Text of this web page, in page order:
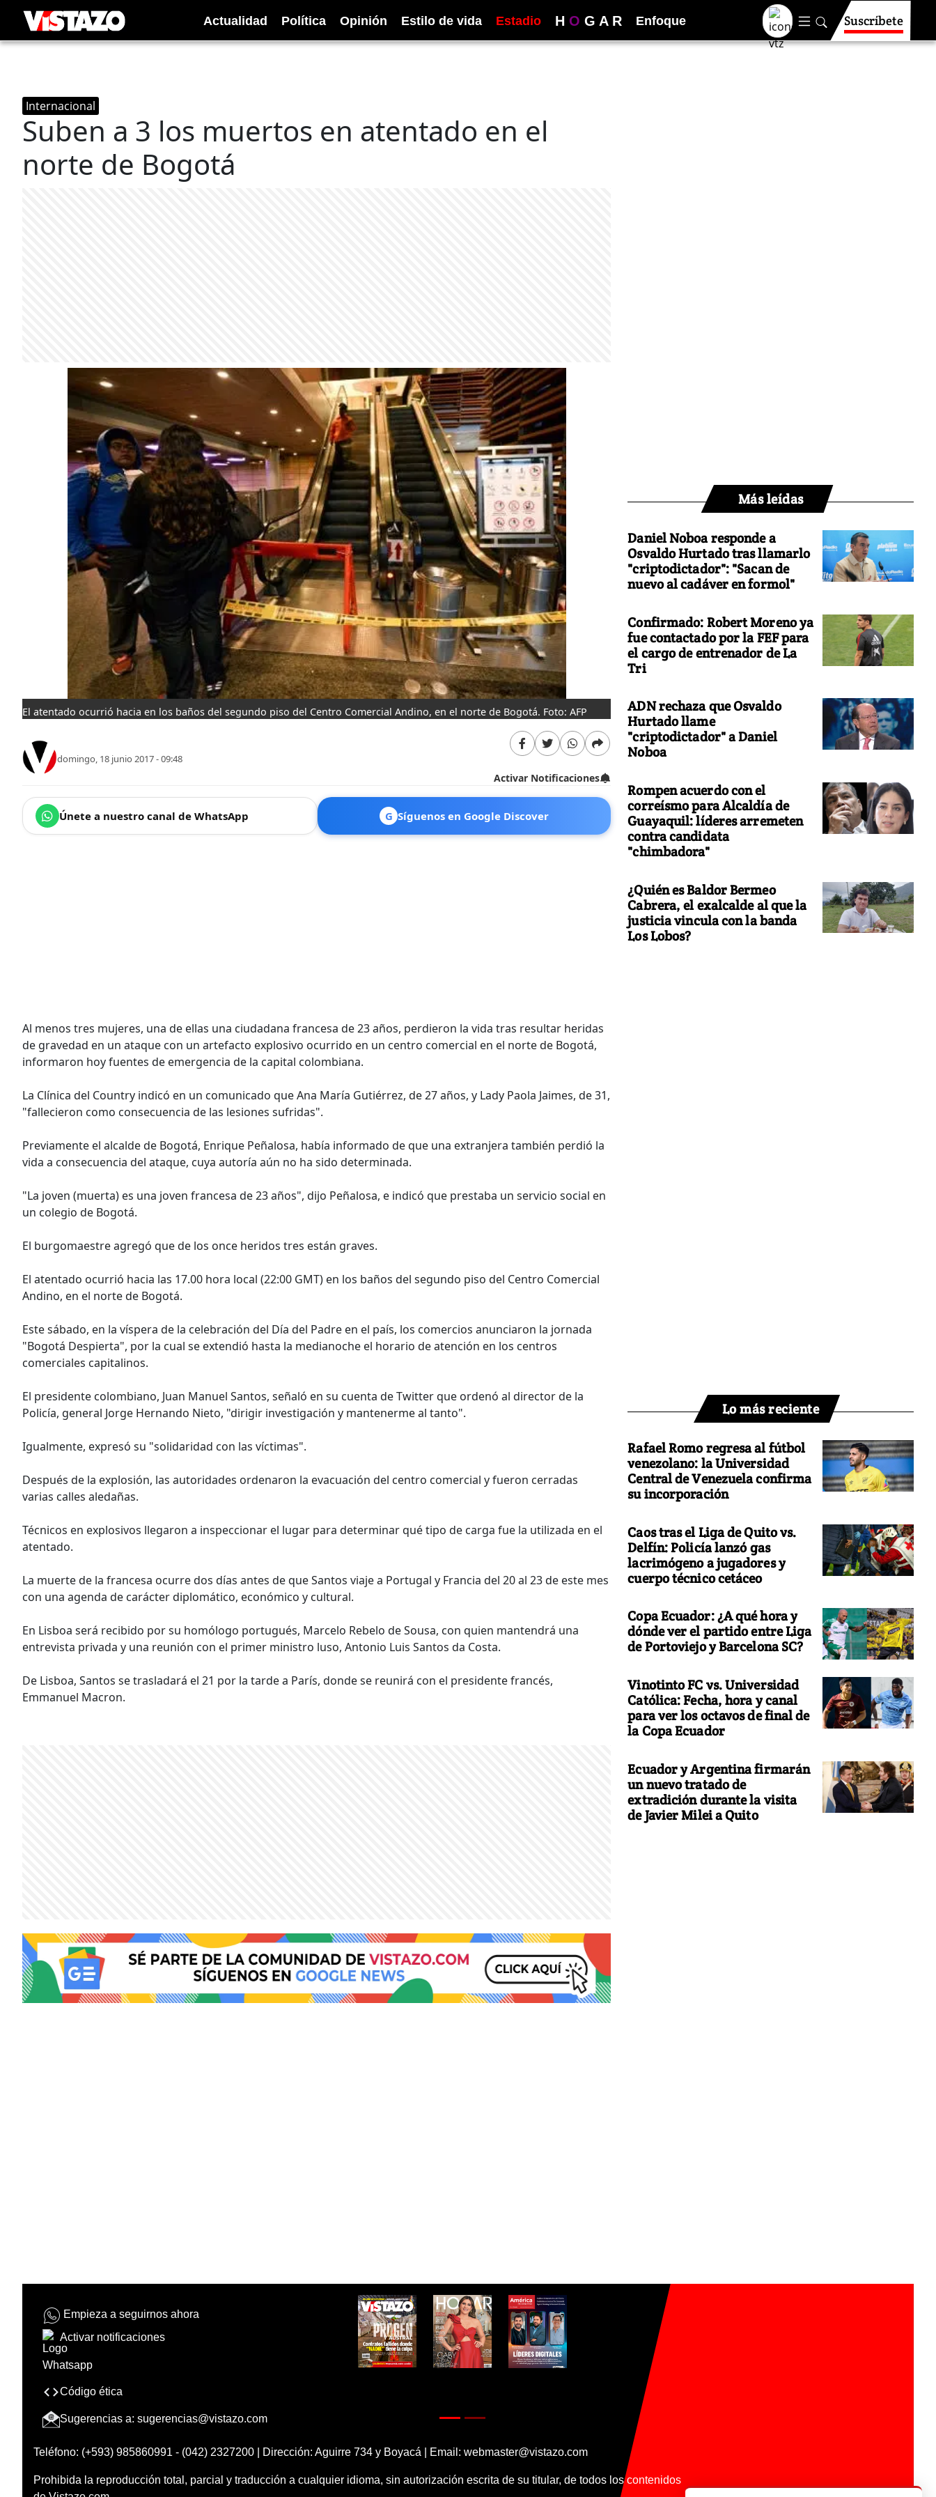
Actualidad Política Opinión Estilo de vida Estadio H O G A R Enfoque Suscríbete
Internacional
Suben a 3 los muertos en atentado en el
norte de Bogotá
El atentado ocurrió hacia en los baños del segundo piso del Centro Comercial Andino, en el norte de Bogotá. Foto: AFP
domingo, 18 junio 2017 - 09:48
Activar Notificaciones
Únete a nuestro canal de WhatsApp G Síguenos en Google Discover
Al menos tres mujeres, una de ellas una ciudadana francesa de 23 años, perdieron la vida tras resultar heridas
de gravedad en un ataque con un artefacto explosivo ocurrido en un centro comercial en el norte de Bogotá,
informaron hoy fuentes de emergencia de la capital colombiana.
La Clínica del Country indicó en un comunicado que Ana María Gutiérrez, de 27 años, y Lady Paola Jaimes, de 31,
"fallecieron como consecuencia de las lesiones sufridas".
Previamente el alcalde de Bogotá, Enrique Peñalosa, había informado de que una extranjera también perdió la
vida a consecuencia del ataque, cuya autoría aún no ha sido determinada.
"La joven (muerta) es una joven francesa de 23 años", dijo Peñalosa, e indicó que prestaba un servicio social en
un colegio de Bogotá.
El burgomaestre agregó que de los once heridos tres están graves.
El atentado ocurrió hacia las 17.00 hora local (22:00 GMT) en los baños del segundo piso del Centro Comercial
Andino, en el norte de Bogotá.
Este sábado, en la víspera de la celebración del Día del Padre en el país, los comercios anunciaron la jornada
"Bogotá Despierta", por la cual se extendió hasta la medianoche el horario de atención en los centros
comerciales capitalinos.
El presidente colombiano, Juan Manuel Santos, señaló en su cuenta de Twitter que ordenó al director de la
Policía, general Jorge Hernando Nieto, "dirigir investigación y mantenerme al tanto".
Igualmente, expresó su "solidaridad con las víctimas".
Después de la explosión, las autoridades ordenaron la evacuación del centro comercial y fueron cerradas
varias calles aledañas.
Técnicos en explosivos llegaron a inspeccionar el lugar para determinar qué tipo de carga fue la utilizada en el
atentado.
La muerte de la francesa ocurre dos días antes de que Santos viaje a Portugal y Francia del 20 al 23 de este mes
con una agenda de carácter diplomático, económico y cultural.
En Lisboa será recibido por su homólogo portugués, Marcelo Rebelo de Sousa, con quien mantendrá una
entrevista privada y una reunión con el primer ministro luso, Antonio Luis Santos da Costa.
De Lisboa, Santos se trasladará el 21 por la tarde a París, donde se reunirá con el presidente francés,
Emmanuel Macron.
Más leídas
Daniel Noboa responde a
Osvaldo Hurtado tras llamarlo
"criptodictador": "Sacan de
nuevo al cadáver en formol"
Confirmado: Robert Moreno ya
fue contactado por la FEF para
el cargo de entrenador de La
Tri
ADN rechaza que Osvaldo
Hurtado llame
"criptodictador" a Daniel
Noboa
Rompen acuerdo con el
correísmo para Alcaldía de
Guayaquil: líderes arremeten
contra candidata
"chimbadora"
¿Quién es Baldor Bermeo
Cabrera, el exalcalde al que la
justicia vincula con la banda
Los Lobos?
Lo más reciente
Rafael Romo regresa al fútbol
venezolano: la Universidad
Central de Venezuela confirma
su incorporación
Caos tras el Liga de Quito vs.
Delfín: Policía lanzó gas
lacrimógeno a jugadores y
cuerpo técnico cetáceo
Copa Ecuador: ¿A qué hora y
dónde ver el partido entre Liga
de Portoviejo y Barcelona SC?
Vinotinto FC vs. Universidad
Católica: Fecha, hora y canal
para ver los octavos de final de
la Copa Ecuador
Ecuador y Argentina firmarán
un nuevo tratado de
extradición durante la visita
de Javier Milei a Quito
Empieza a seguirnos ahora
Activar notificaciones
Código ética
Sugerencias a: sugerencias@vistazo.com
Teléfono: (+593) 985860991 - (042) 2327200 | Dirección: Aguirre 734 y Boyacá | Email: webmaster@vistazo.com
Prohibida la reproducción total, parcial y traducción a cualquier idioma, sin autorización escrita de su titular, de todos los contenidos